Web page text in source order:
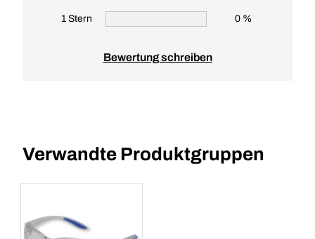
1 Stern 0 %
Bewertung schreiben
Verwandte Produktgruppen